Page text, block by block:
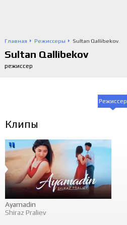
Главная Режиссеры Sultan Qallibekov
Sultan Qallibekov
режиссер
Режиссер
Клипы
Ayamadin
Shiraz Praliev